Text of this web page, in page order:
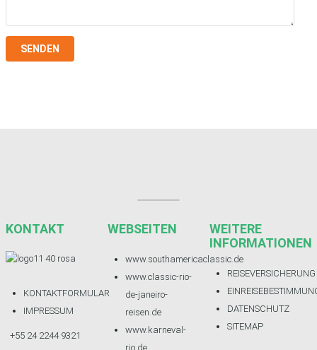
SENDEN
KONTAKT
KONTAKTFORMULAR
IMPRESSUM
+55 24 2244 9321
WEBSEITEN
www.southamericaclassic.de
www.classic-rio-
de-janeiro-
reisen.de
www.karneval-
rio.de
WEITERE
INFORMATIONEN
REISEVERSICHERUNG
DATENSCHUTZ
SITEMAP